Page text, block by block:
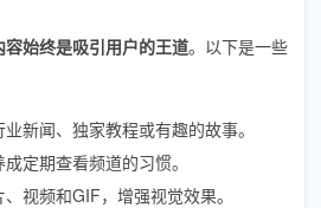
容始终是吸引用户的王道。以下是一些
新闻、独家教程或有趣的故事。
定期查看频道的习惯。
视频和GIF，增强视觉效果。